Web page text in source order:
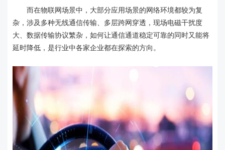
而在物联网场景中，大部分应用场景的网络环境都较为复
杂，涉及多种无线通信传输、多层跨网穿透，现场电磁干扰度
大、数据传输协议繁杂，如何让通信通道稳定可靠的同时又能将
延时降低，是行业中各家企业都在探索的方向。